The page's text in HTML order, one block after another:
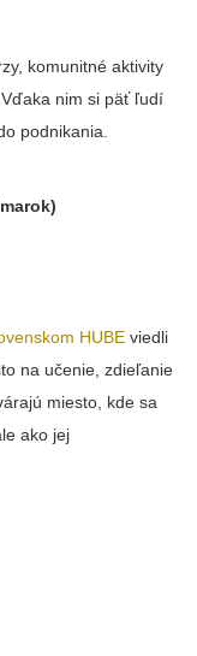
komunitné aktivity
nim si päť ľudí
podnikania.
HUBE viedli
na učenie, zdieľanie
miesto, kde sa
ako jej